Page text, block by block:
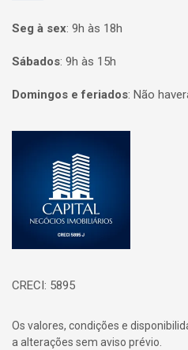
Seg à sex: 9h às 18h
Sábados: 9h às 15h
Domingos e feriados: Não
CRECI: 5895
Os valores, condições e
a alterações sem aviso prévio.